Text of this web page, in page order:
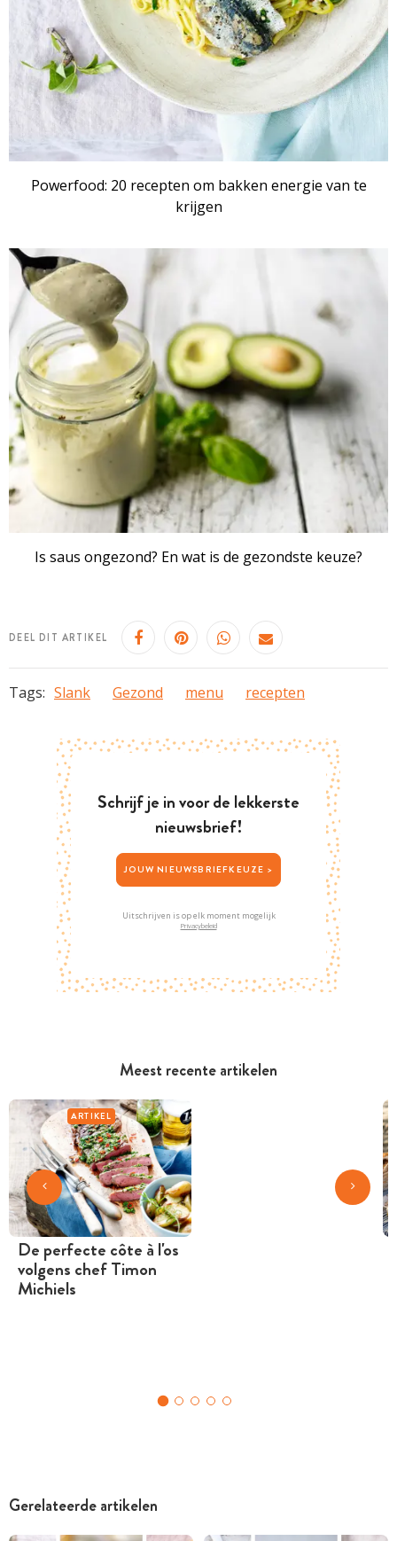
Meest recente artikelen
ARTIKEL
De perfecte côte à l'os
volgens chef Timon
Michiels
Powerfood: 20 recepten om bakken energie van te
krijgen
Is saus ongezond? En wat is de gezondste keuze?
DEEL DIT ARTIKEL
Tags: Slank Gezond menu recepten
Schrijf je in voor de lekkerste
nieuwsbrief!
JOUW NIEUWSBRIEFKEUZE >
Uitschrijven is op elk moment mogelijk
Privacybeleid
Gerelateerde artikelen